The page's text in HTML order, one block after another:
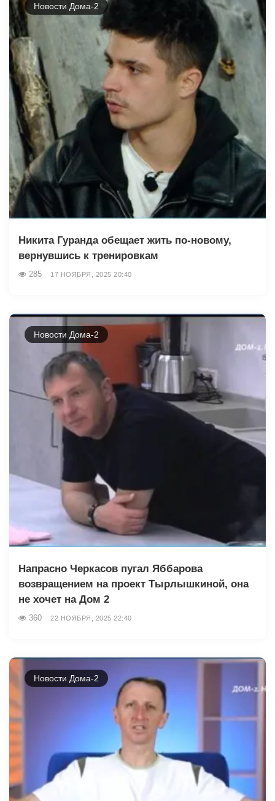
Новости Дома-2
Никита Гуранда обещает жить по-новому,
вернувшись к тренировкам
285 17 НОЯБРЯ, 2025 20:40
Новости Дома-2
Напрасно Черкасов пугал Яббарова
возвращением на проект Тырлышкиной, она
не хочет на Дом 2
360 22 НОЯБРЯ, 2025 22:40
Новости Дома-2